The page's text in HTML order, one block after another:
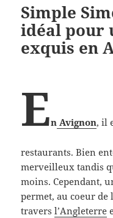
Simple
idéal pour
exquis en
En Avignon, il
restaurants. Bien
merveilleux tandis
moins. Cependant,
permet, au coeur de
traversl’Angleterre